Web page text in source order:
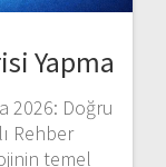
Yapma
2026: Doğru
Rehber
temel